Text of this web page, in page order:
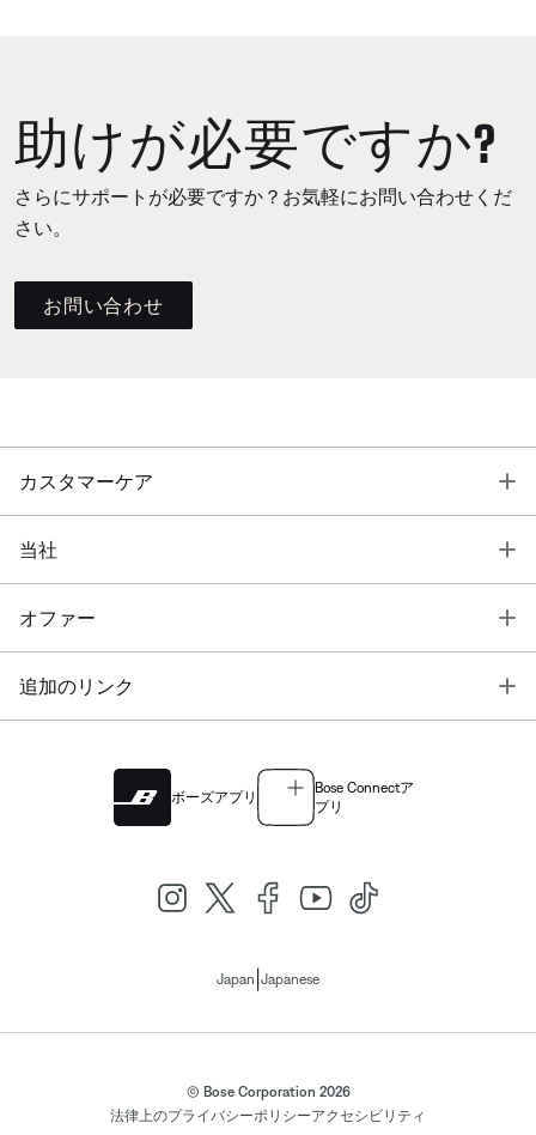
助けが必要ですか?
さらにサポートが必要ですか？お気軽にお問い合わせくだ
さい。
お問い合わせ
カスタマーケア
当社
オファー
追加のリンク
ボーズアプリ
Bose Connectア
プリ
Japan Japanese
© Bose Corporation 2026
法律上のプライバシーポリシーアクセシビリティ